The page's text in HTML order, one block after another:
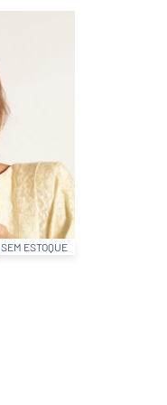
SEM ESTOQUE